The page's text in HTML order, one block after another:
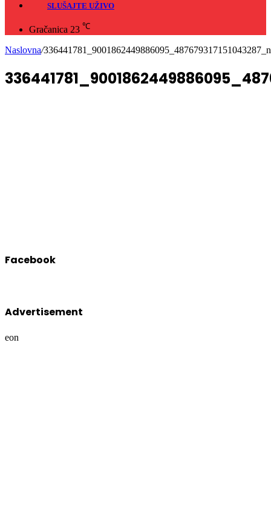
SLUŠAJTE UŽIVO
Gračanica 23 ℃
Naslovna/336441781_9001862449886095_487679317151043287_n
Facebook
Advertisement
eon